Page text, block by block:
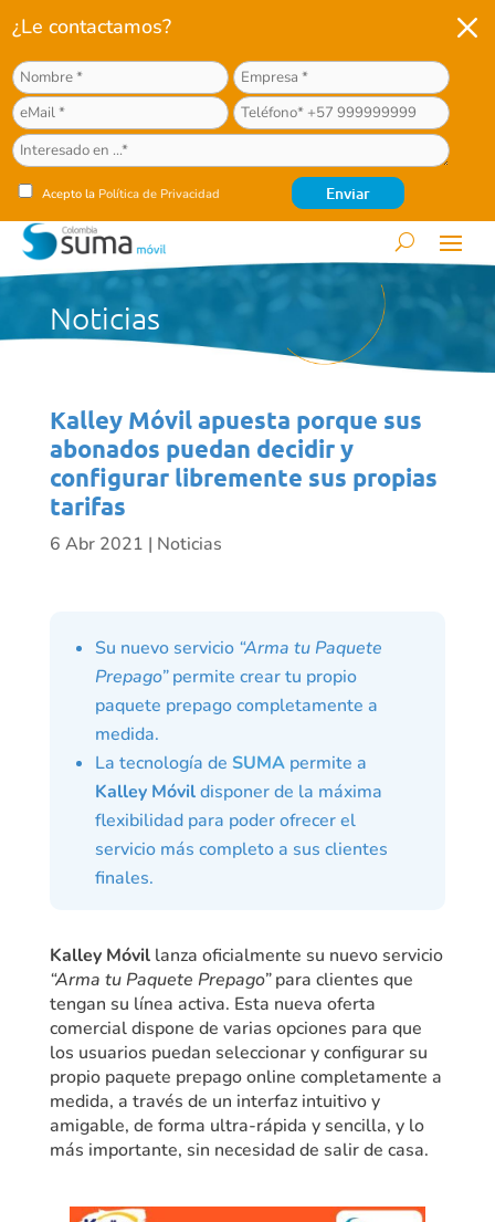
¿Le contactamos?
Acepto la Política de Privacidad
M
Noticias
Kalley Móvil apuesta porque sus
abonados puedan decidir y
configurar libremente sus propias
tarifas
6 Abr 2021 | Noticias
Su nuevo servicio “Arma tu Paquete
Prepago”permite crear tu propio
paquete prepago completamente a
medida.
La tecnología de SUMApermite a
Kalley Móvildisponer de la máxima
flexibilidad para poder ofrecer el
servicio más completo a sus clientes
finales.
Kalley Móvillanza oficialmente su nuevo servicio
“Arma tu Paquete Prepago”para clientes que
tengan su línea activa. Esta nueva oferta
comercial dispone de varias opciones para que
los usuarios puedan seleccionar y configurar su
propio paquete prepago online completamente a
medida, a través de un interfaz intuitivo y
amigable, de forma ultra-rápida y sencilla, y lo
más importante, sin necesidad de salir de casa.